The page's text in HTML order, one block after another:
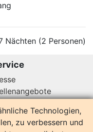
Nächten (2 Personen)
Technologien,
zu verbessern und